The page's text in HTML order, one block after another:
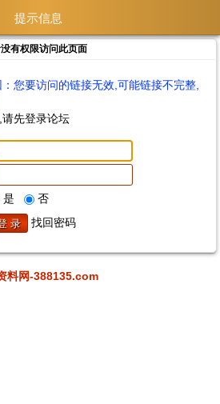
提示信息
有权限访问此页面
您要访问的链接无效,可能链接不完整,
先登录论坛
是
否
找回密码
料网-388135.com